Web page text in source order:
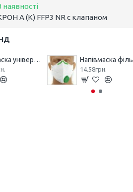
наявності
А (К) FFP3 NR с клапаном
Напівмаска універсальна МІКРОН НМ
14.58грн.